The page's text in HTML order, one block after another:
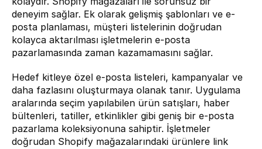
deneyim sağlar. Ek olarak gelişmiş şablonları ve e-
posta planlaması, müşteri listelerinin doğrudan
kolayca aktarılması işletmelerin e-posta
pazarlamasında zaman kazamamasını sağlar.
Hedef kitleye özel e-posta listeleri, kampanyalar ve
daha fazlasını oluşturmaya olanak tanır. Uygulama
aralarında seçim yapılabilen ürün satışları, haber
bültenleri, tatiller, etkinlikler gibi geniş bir e-posta
pazarlama koleksiyonuna sahiptir. İşletmeler
doğrudan Shopify mağazalarındaki ürünlere link